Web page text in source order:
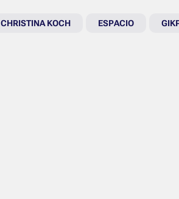
CHRISTINA KOCH ESPACIO